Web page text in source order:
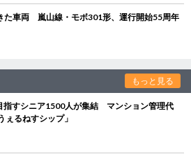
た車両 嵐山線・モボ301形、運行開始55周年
もっと見る
指すシニア1500人が集結 マンション管理代
ぇるねすシップ」